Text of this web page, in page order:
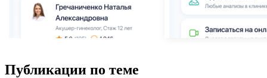
Публикации по теме